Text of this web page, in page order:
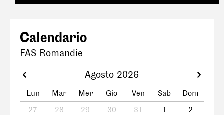
Calendario
FAS Romandie
Agosto 2026
Lun Mar Mer Gio Ven Sab
Dom
27
28 29 30 31 1
2